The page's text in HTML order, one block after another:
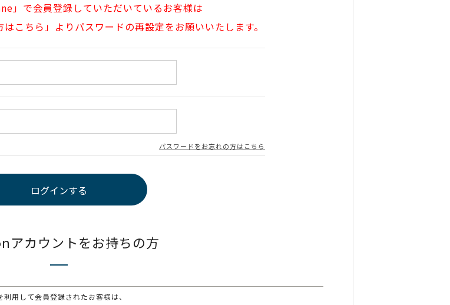
」で会員登録していただいているお客様は
こちら」よりパスワードの再設定をお願いいたします。
パスワードをお忘れの方はこちら
アカウントをお持ちの方
用して会員登録されたお客様は、